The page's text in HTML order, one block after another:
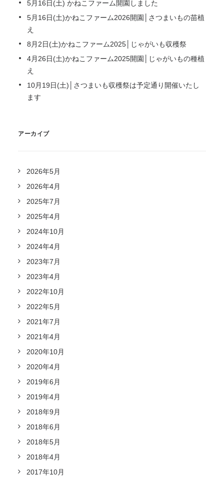
5月16日(土) かねこファーム開園しました
5月16日(土)かねこファーム2026開園│さつまいもの苗植
え
8月2日(土)かねこファーム2025│じゃがいも収穫祭
4月26日(土)かねこファーム2025開園│じゃがいもの種植
え
10月19日(土)│さつまいも収穫祭は予定通り開催いたし
ます
アーカイブ
2026年5月
2026年4月
2025年7月
2025年4月
2024年10月
2024年4月
2023年7月
2023年4月
2022年10月
2022年5月
2021年7月
2021年4月
2020年10月
2020年4月
2019年6月
2019年4月
2018年9月
2018年6月
2018年5月
2018年4月
2017年10月